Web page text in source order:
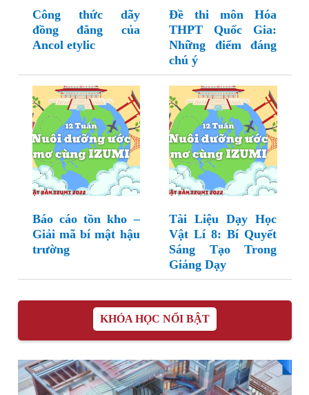
Công thức dãy
đồng đẳng của
Ancol etylic
Đề thi môn Hóa
THPT Quốc Gia:
Những điểm đáng
chú ý
Báo cáo tồn kho –
Giải mã bí mật hậu
trường
Tài Liệu Dạy Học
Vật Lí 8: Bí Quyết
Sáng Tạo Trong
Giảng Dạy
KHÓA HỌC NỔI BẬT